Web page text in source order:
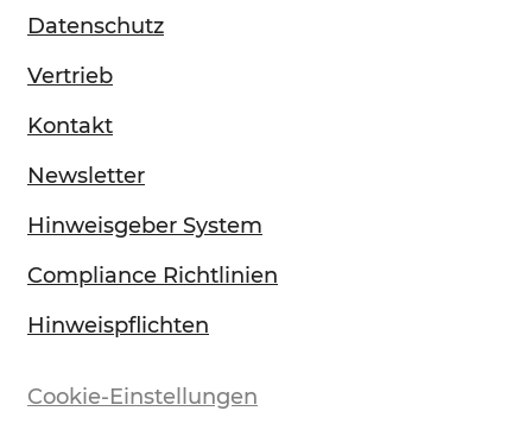
Datenschutz
Vertrieb
Kontakt
Newsletter
Hinweisgeber System
Compliance Richtlinien
Hinweispflichten
Cookie-Einstellungen